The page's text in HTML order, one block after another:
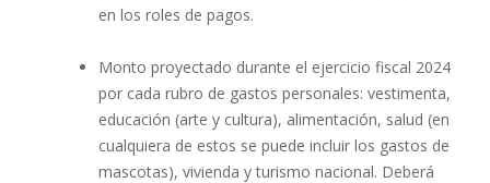
en los roles de pagos.
Monto proyectado durante el ejercicio fiscal 2024
por cada rubro de gastos personales: vestimenta,
educación (arte y cultura), alimentación, salud (en
cualquiera de estos se puede incluir los gastos de
mascotas), vivienda y turismo nacional. Deberá